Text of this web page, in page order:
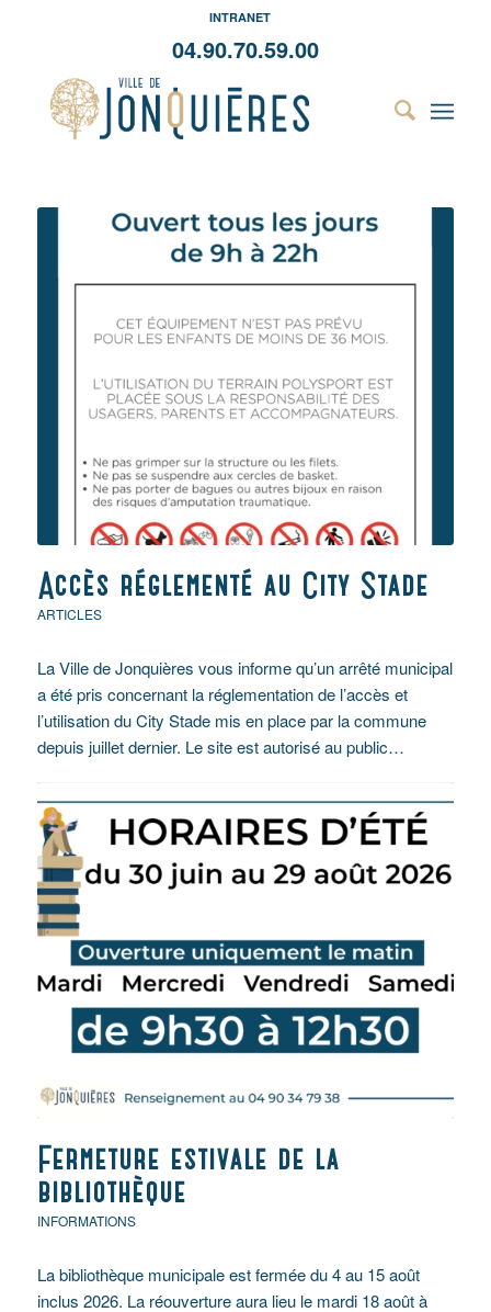
INTRANET
04.90.70.59.00
Accès réglementé au City Stade
ARTICLES
La Ville de Jonquières vous informe qu’un arrêté municipal
a été pris concernant la réglementation de l’accès et
l’utilisation du City Stade mis en place par la commune
depuis juillet dernier. Le site est autorisé au public…
Fermeture estivale de la
bibliothèque
INFORMATIONS
La bibliothèque municipale est fermée du 4 au 15 août
inclus 2026. La réouverture aura lieu le mardi 18 août à